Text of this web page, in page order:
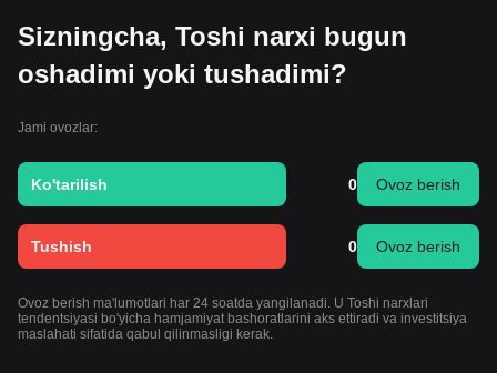
Sizningcha, Toshi narxi bugun
oshadimi yoki tushadimi?
Jami ovozlar:
Ko'tarilish 0 Ovoz berish
Tushish 0 Ovoz berish
Ovoz berish ma'lumotlari har 24 soatda yangilanadi. U Toshi narxlari
tendentsiyasi bo'yicha hamjamiyat bashoratlarini aks ettiradi va investitsiya
maslahati sifatida qabul qilinmasligi kerak.